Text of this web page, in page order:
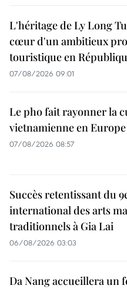
L'héritage de Ly Long
cœur d'un ambitieux
touristique en
07/08/2026 09:01
Le pho fait rayonner la
vietnamienne en Europe
07/08/2026 08:57
Succès retentissant du
international des arts
traditionnels à Gia Lai
06/08/2026 03:03
Da Nang accueillera un